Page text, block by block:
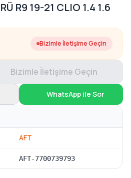
R9 19-21 CLIO 1.4 1.6
Bizimle İletişime Geçin
Bizimle İletişime Geçin
WhatsApp ile Sor
AFT
AFT-7700739793